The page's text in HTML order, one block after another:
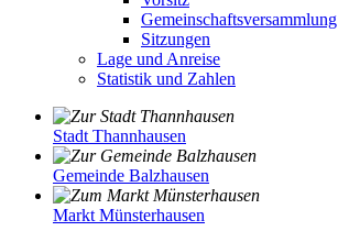
Gemeinschaftsversammlung
Sitzungen
Lage und Anreise
Statistik und Zahlen
Stadt Thannhausen
Gemeinde Balzhausen
Markt Münsterhausen